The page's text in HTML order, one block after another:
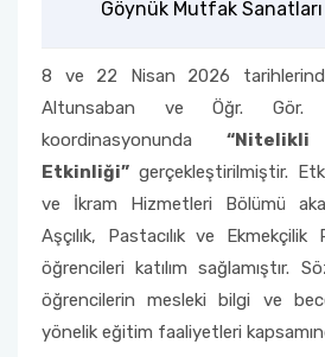
Göynük Mutfak Sanatları
8 ve 22 Nisan 2026
Altunsaban ve Öğr. Gör.
koordinasyonunda
Etkinliği” gerçekleştirilmiştir.
ve İkram Hizmetleri Bölümü
Aşçılık, Pastacılık ve Ekmekçilik
öğrencileri katılım sağlamıştır.
öğrencilerin mesleki bilgi ve
yönelik eğitim faaliyetleri
Sınav Kuralları
Öğrenci Kılavuzları
Öğrenci El Kitabı
Geri Bildirimlere Yönelik İyileştirmeler
Yemekhane Menüsü